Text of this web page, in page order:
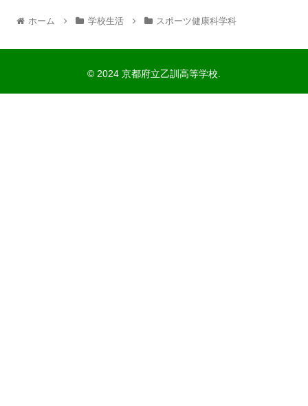
ホーム 学校生活 スポーツ健康科学科
© 2024 京都府立乙訓高等学校.